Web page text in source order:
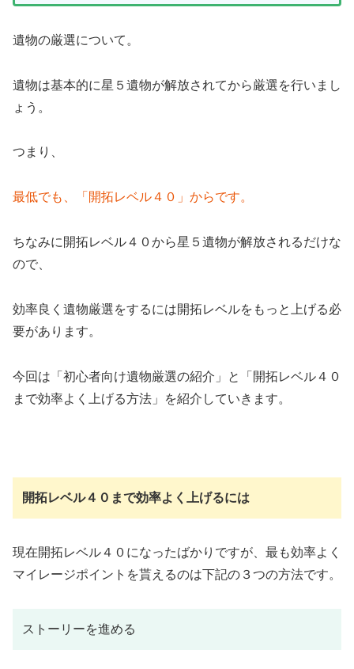
遺物の厳選について。
遺物は基本的に星５遺物が解放されてから厳選を行いまし
ょう。
つまり、
最低でも、「開拓レベル４０」からです。
ちなみに開拓レベル４０から星５遺物が解放されるだけな
ので、
効率良く遺物厳選をするには開拓レベルをもっと上げる必
要があります。
今回は「初心者向け遺物厳選の紹介」と「開拓レベル４０
まで効率よく上げる方法」を紹介していきます。
開拓レベル４０まで効率よく上げるには
現在開拓レベル４０になったばかりですが、最も効率よく
マイレージポイントを貰えるのは下記の３つの方法です。
ストーリーを進める